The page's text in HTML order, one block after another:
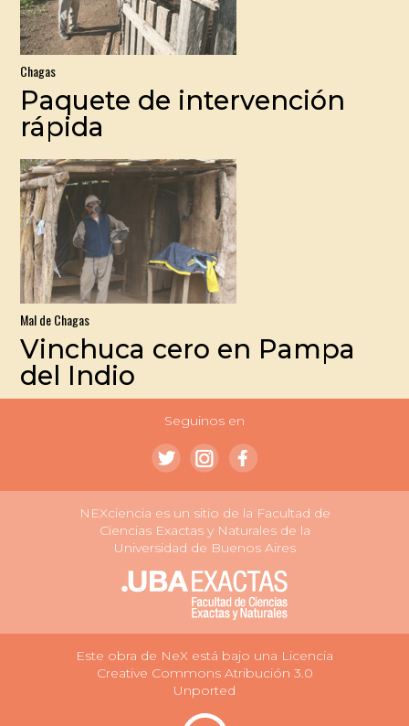
Chagas
Paquete de intervención
rápida
Mal de Chagas
Vinchuca cero en Pampa
del Indio
Seguinos en
NEXciencia es un sitio de la Facultad de
Ciencias Exactas y Naturales de la
Universidad de Buenos Aires
Este obra de NeX está bajo una Licencia
Creative Commons Atribución 3.0
Unported